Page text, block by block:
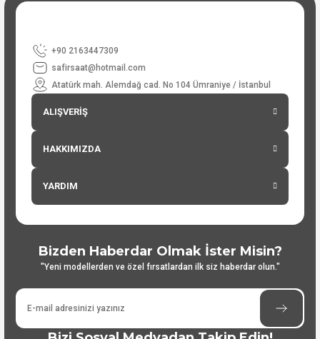
+90 2163447309
safirsaat@hotmail.com
Atatürk mah. Alemdağ cad. No 104 Ümraniye / İstanbul
ALIŞVERİŞ
HAKKIMIZDA
YARDIM
Bizden Haberdar Olmak İster Misin?
"Yeni modellerden ve özel fırsatlardan ilk siz haberdar olun."